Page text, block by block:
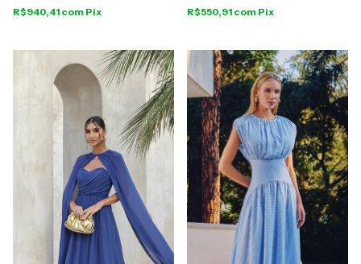
R$940,41 com Pix R$550,91 com Pix